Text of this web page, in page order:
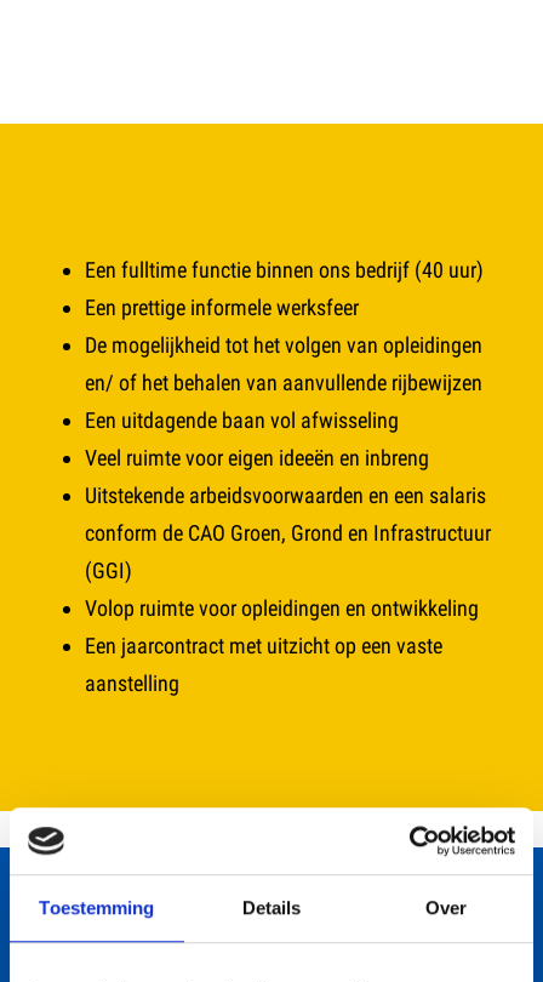
Toestemming Details Over
Een fulltime functie binnen ons bedrijf (40 uur)
Een prettige informele werksfeer
De mogelijkheid tot het volgen van opleidingen
en/ of het behalen van aanvullende rijbewijzen
Een uitdagende baan vol afwisseling
Veel ruimte voor eigen ideeën en inbreng
Uitstekende arbeidsvoorwaarden en een salaris
conform de CAO Groen, Grond en Infrastructuur
(GGI)
Volop ruimte voor opleidingen en ontwikkeling
Een jaarcontract met uitzicht op een vaste
aanstelling
SOLLICITEER DIRECT OP DEZE
VACATURE